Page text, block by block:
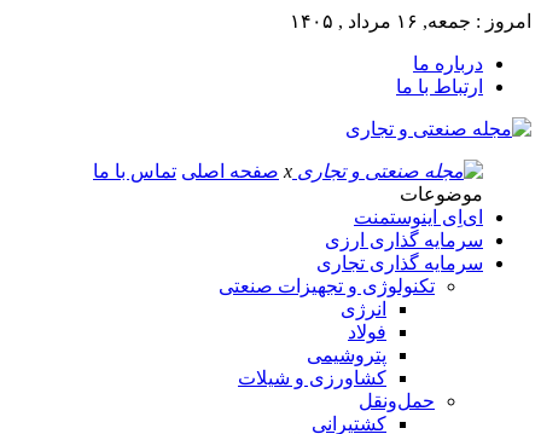
امروز : جمعه, ۱۶ مرداد , ۱۴۰۵
درباره ما
ارتباط با ما
x صفحه اصلی تماس با ما
موضوعات
ای‌اِی اینوستمنت
سرمایه گذاری ارزی
سرمایه گذاری تجاری
تکنولوژی و تجهیزات صنعتی
انرژی
فولاد
پتروشیمی
کشاورزی و شیلات
حمل‌و‌نقل
کشتیرانی